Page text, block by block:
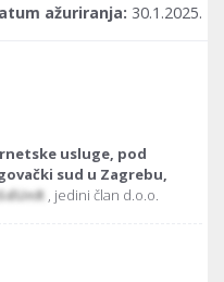
ažuriranja: 30.1.2025.
usluge, pod
sud u Zagrebu,
, jedini član d.o.o.